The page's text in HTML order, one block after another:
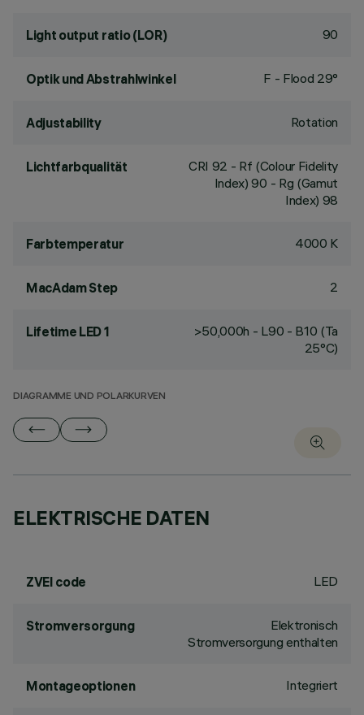
Light output ratio (LOR) 90
Optik und Abstrahlwinkel F - Flood 29°
Adjustability Rotation
Lichtfarbqualität CRI 92 - Rf (Colour Fidelity
Index) 90 - Rg (Gamut
Index) 98
Farbtemperatur 4000 K
MacAdam Step 2
Lifetime LED 1
>50,000h - L90 - B10 (Ta
25°C)
DIAGRAMME UND POLARKURVEN
ELEKTRISCHE DATEN
ZVEI code LED
Stromversorgung
Elektronisch
Stromversorgung enthalten
Montageoptionen Integriert